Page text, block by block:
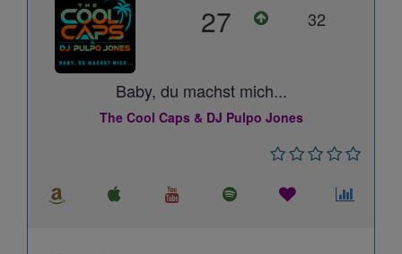
27 32
Baby, du machst mich...
The Cool Caps & DJ Pulpo Jones